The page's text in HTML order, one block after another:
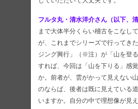
フルタ丸・清水洋介さん（以下、清
まで大体半分くらい稽古をこなし
が、これまでシリーズで行ってき
ジング興行」（※注）が「山を登
すれば、今回は「山を下りる」感
か。前者が、雲がかって見えない
のならば、後者は既に見えている
いますか。自分の中で理想像が見